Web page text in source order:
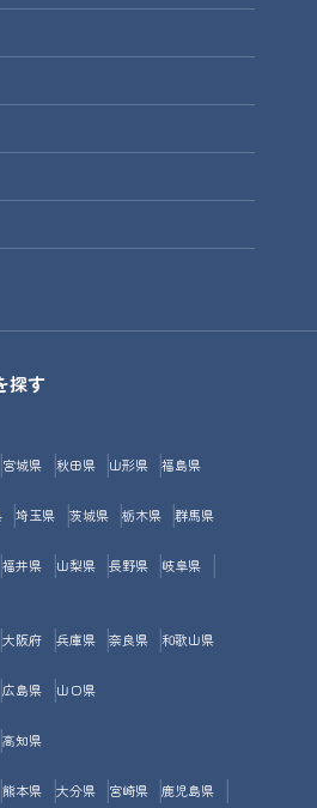
探す
宮城県 秋田県 山形県 福島県
埼玉県 茨城県 栃木県 群馬県
福井県 山梨県 長野県
岐阜県
大阪府 兵庫県 奈良県 和歌山県
広島県 山口県
高知県
熊本県 大分県 宮崎県
鹿児島県